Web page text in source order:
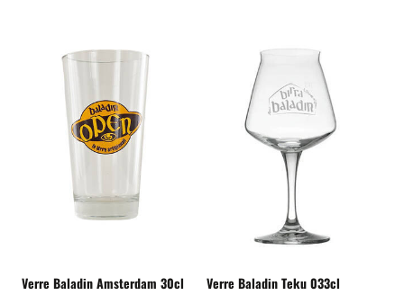
Verre Baladin Amsterdam 30cl Verre Baladin Teku 033cl